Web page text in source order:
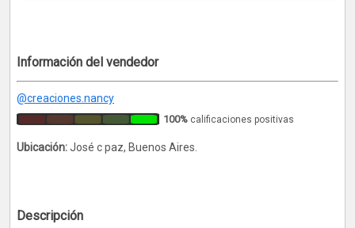
Información del vendedor
@creaciones.nancy
100% calificaciones positivas
Ubicación:José c paz, Buenos Aires.
Descripción